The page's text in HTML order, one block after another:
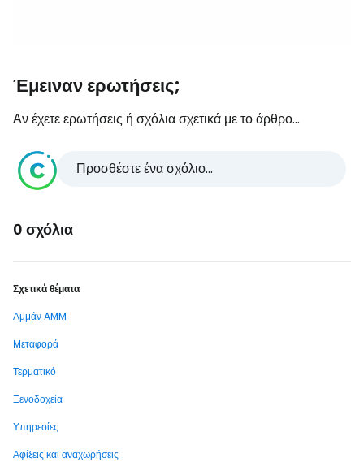
Έμειναν ερωτήσεις;
Αν έχετε ερωτήσεις ή σχόλια σχετικά με το άρθρο...
Προσθέστε ένα σχόλιο...
0 σχόλια
Σχετικά θέματα
Αμμάν AMM
Μεταφορά
Τερματικό
Ξενοδοχεία
Υπηρεσίες
Αφίξεις και αναχωρήσεις